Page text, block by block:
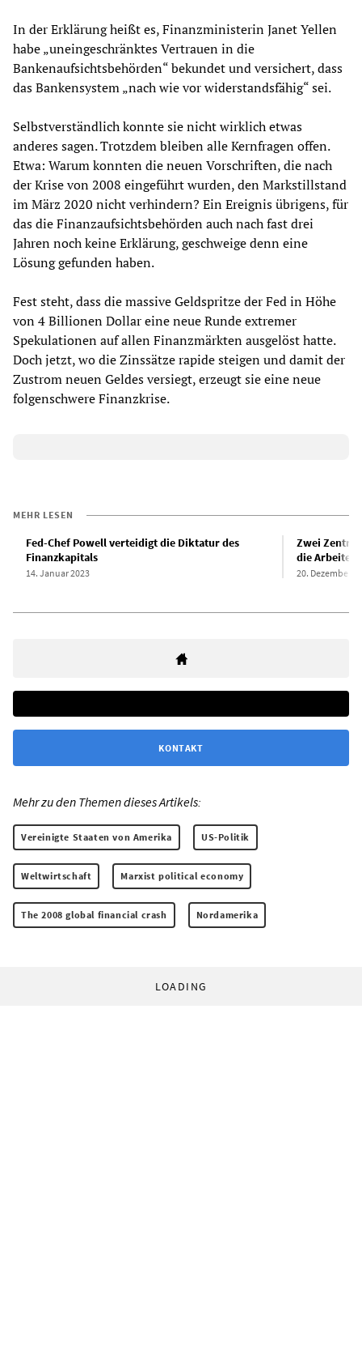
In der Erklärung heißt es, Finanzministerin Janet Yellen
habe „uneingeschränktes Vertrauen in die
Bankenaufsichtsbehörden“ bekundet und versichert, dass
das Bankensystem „nach wie vor widerstandsfähig“ sei.
Selbstverständlich konnte sie nicht wirklich etwas
anderes sagen. Trotzdem bleiben alle Kernfragen offen.
Etwa: Warum konnten die neuen Vorschriften, die nach
der Krise von 2008 eingeführt wurden, den Markstillstand
im März 2020 nicht verhindern? Ein Ereignis übrigens, für
das die Finanzaufsichtsbehörden auch nach fast drei
Jahren noch keine Erklärung, geschweige denn eine
Lösung gefunden haben.
Fest steht, dass die massive Geldspritze der Fed in Höhe
von 4 Billionen Dollar eine neue Runde extremer
Spekulationen auf allen Finanzmärkten ausgelöst hatte.
Doch jetzt, wo die Zinssätze rapide steigen und damit der
Zustrom neuen Geldes versiegt, erzeugt sie eine neue
folgenschwere Finanzkrise.
MEHR LESEN
Fed-Chef Powell verteidigt die Diktatur des
Finanzkapitals
14. Januar 2023
Zwei
die
20. Dezember
KONTAKT
Mehr zu den Themen dieses Artikels:
Vereinigte Staaten von Amerika US-Politik
Weltwirtschaft Marxist political economy
The 2008 global financial crash Nordamerika
LOADING